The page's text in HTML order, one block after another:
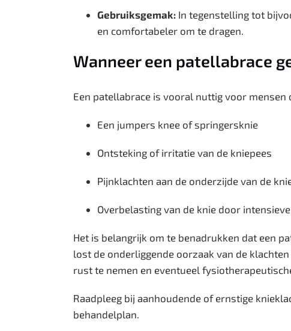
Gebruiksgemak:In tegenstelling tot
en comfortabeler om te dragen.
Wanneer een patellabrace
Een patellabrace is vooral nuttig voor mensen
Een jumpers knee of springersknie
Ontsteking of irritatie van de kniepees
Pijnklachten aan de onderzijde van de
Overbelasting van de knie door
Het is belangrijk om te benadrukken dat een
lost de onderliggende oorzaak van de
rust te nemen en eventueel
Raadpleeg bij aanhoudende of ernstige
behandelplan.